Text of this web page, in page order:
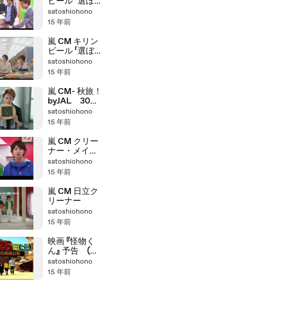
ニッポンのう
まい！キャン
キング
satoshiohono
15 年前
嵐 CM キリン
ビール 「選ぼう
ニッポンのう
まい！キャン
satoshiohono
15 年前
嵐 CM- 秋旅！
byJAL 30秒
Ver
satoshiohono
15 年前
嵐 CM クリー
ナー・メイキ
ング
satoshiohono
15 年前
嵐 CM 日立ク
リーナー
satoshiohono
15 年前
映画 『怪物く
ん』 予告 (嵐-
大野智主演)
satoshiohono
15 年前